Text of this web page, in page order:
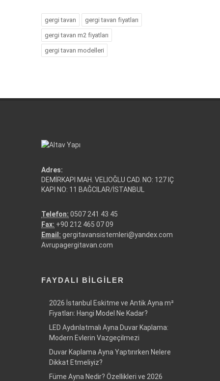
gergi tavan gergi tavan fiyatları
gergi tavan m2 fiyatları
gergi tavan modelleri
Adres:
DEMİRKAPI MAH. VELIOĞLU CAD. NO: 127 IÇ
KAPI NO: 11 BAĞCILAR/İSTANBUL
Telefon: 0507 241 43 45
Fax: +90 212 465 07 09
Email: gergitavansistemleri@yandex.com
Avrupagergitavan.com
FAYDALI BILGILER
2026 İstanbul Eskitme ve Antik Ayna m²
Fiyatları: Hangi Model Ne Kadar?
LED Aydınlatmalı Ayna Duvar Kaplama:
Modern Evlerin Vazgeçilmezi
Duvar Kaplama Ayna Yaptırırken Nelere
Dikkat Etmeliyiz?
Füme Ayna Nedir? Özellikleri ve 2026